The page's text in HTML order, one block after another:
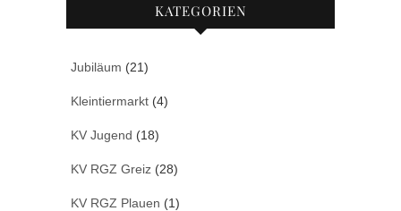
KATEGORIEN
Jubiläum (21)
Kleintiermarkt (4)
KV Jugend (18)
KV RGZ Greiz (28)
KV RGZ Plauen (1)